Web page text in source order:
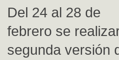
Del 24 al 28 de
febrero se
segunda versión